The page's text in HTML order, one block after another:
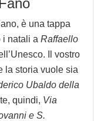
è una tappa
i natali aRaffaello
Il vostro
la storia vuole sia
Ubaldo della
quindi, Via
e S.